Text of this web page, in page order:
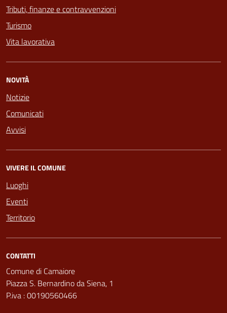
Tributi, finanze e contravvenzioni
Turismo
Vita lavorativa
NOVITÀ
Notizie
Comunicati
Avvisi
VIVERE IL COMUNE
Luoghi
Eventi
Territorio
CONTATTI
Comune di Camaiore
Piazza S. Bernardino da Siena, 1
P.iva : 00190560466